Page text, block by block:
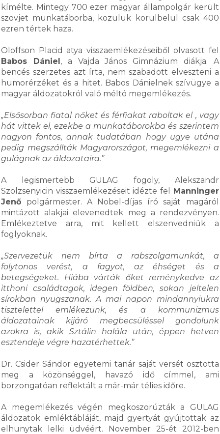
kímélte. Mintegy 700 ezer magyar állampolgár került
szovjet munkatáborba, közülük körülbelül csak 400
ezren tértek haza.
Oloffson Placid atya visszaemlékezéseiből olvasott fel
Babos Dániel, a Vajda János Gimnázium diákja. A
bencés szerzetes azt írta, nem szabadott elveszteni a
humorérzéket és a hitet. Babos Dánielnek szívügye a
magyar áldozatokról való méltó megemlékezés.
„Elsősorban fiatal nőket és férfiakat raboltak el , vagy
hát vittek el, ezekbe a munkatáborokba és szerintem
nagyon fontos, annak tudatában hogy ugye utána
pedig megszállták Magyarországot, megemlékezni a
gulágnak az áldozataira.”
A legismertebb GULAG fogoly, Alekszandr
Szolzsenyicin visszaemlékezéseit idézte fel Manninger
Jenő polgármester. A Nobel-díjas író saját magáról
mintázott alakjai elevenedtek meg a rendezvényen.
Emlékeztetve arra, mit kellett elszenvedniük a
foglyoknak.
„Szervezetük nem bírta a rabszolgamunkát, a
folytonos verést, a fagyot, az éhséget és a
betegségeket. Hiába várták őket reménykedve az
itthoni családtagok, idegen földben, sokan jeltelen
sírokban nyugszanak. A mai napon mindannyiukra
tisztelettel emlékezünk, és a kommunizmus
áldozatainak kijáró megbecsüléssel gondolunk
azokra is, akik Sztálin halála után, éppen hetven
esztendeje végre hazatérhettek.”
Dr. Csider Sándor egyetemi tanár saját versét osztotta
meg a közönséggel, havazó idő címmel, ami
borzongatóan reflektált a már-már télies időre.
A megemlékezés végén megkoszorúzták a GULAG
áldozatok emléktábláját, majd gyertyát gyújtottak az
elhunytak lelki üdvéért. November 25-ét 2012-ben